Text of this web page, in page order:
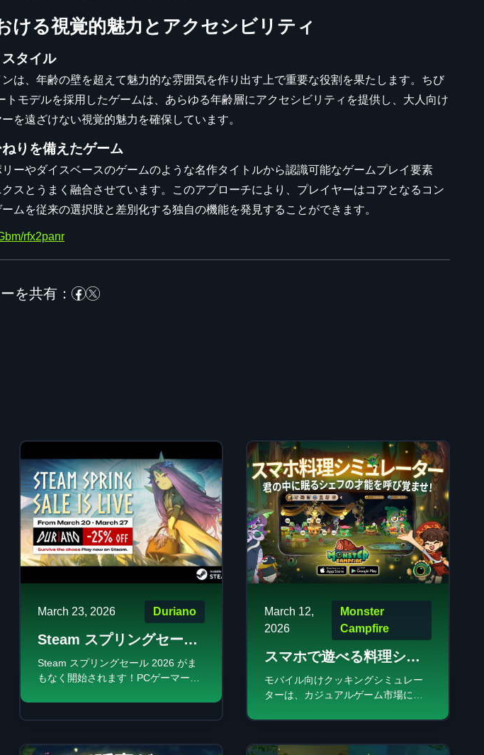
ける視覚的魅力とアクセシビリティ
タイル
は、年齢の壁を超えて魅力的な雰囲気を作り出す上で重要な役割を果たします。ちび
モデルを採用したゲームは、あらゆる年齢層にアクセシビリティを提供し、大人向け
を遠ざけない視覚的魅力を確保しています。
りを備えたゲーム
ーやダイスベースのゲームのような名作タイトルから認識可能なゲームプレイ要素
スとうまく融合させています。このアプローチにより、プレイヤーはコアとなるコン
ムを従来の選択肢と差別化する独自の機能を発見することができます。
rfx2panr
を共有：
March 23, 2026 Duriano
Steam スプリングセール
2026：衝撃のビッグセー
ルがついに開幕！
Steam スプリングセール 2026 がま
もなく開始されます！PCゲーマーに
ました。今回のセールでは、話題の
望んでいたAAAタイトルまで、大幅
March 12,
2026
Monster
Campfire
スマホで遊べる料理シミ
ュレーター
モバイル向けクッキングシミュレー
ターは、カジュアルゲーム市場にお
です。成功しているタイトルは、中